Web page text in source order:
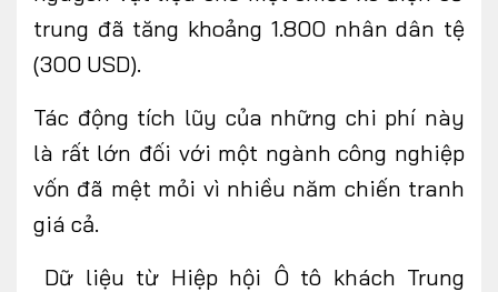
trung đã tăng khoảng 1.800 nhân dân tệ
(300 USD).
Tác động tích lũy của những chi phí này
là rất lớn đối với một ngành công nghiệp
vốn đã mệt mỏi vì nhiều năm chiến tranh
giá cả.
Dữ liệu từ Hiệp hội Ô tô khách Trung